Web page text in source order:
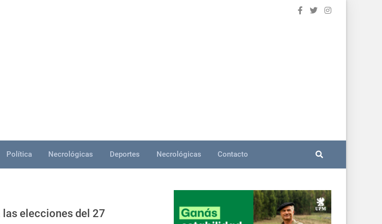
Política Necrológicas Deportes Necrológicas Contacto
elecciones del 27